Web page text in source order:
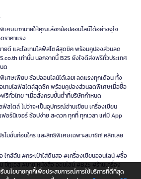
เศษมากมายให้คุณเลือกช้อปออนไลน์ได้อย่างจุใจ
ราคาแรง
ยดี และไอเทมไลฟ์สไตล์สุดชิค พร้อมคูปองส่วนลด
เท่านั้น นอกจากนี้ B2S ยังใจดีส่งฟรีทั่วประเทศ
ด
เศษเพียบ ช้อปออนไลน์ได้เลย! ลดแรงทุกเดือน ทั้ง
เทมไลฟ์สไตล์สุดชิค พร้อมคูปองส่วนลดพิเศษเมื่อซื้อ
ฟรีทั่วไทย *เมื่อสั่งครบขั้นต่ำที่บริษัทกำหนด
สไตล์ ไม่ว่าจะเป็นอุปกรณ์อ่านเขียน เครื่องเขียน
อร์นิเจอร์ ช้อปง่าย สะดวก ทุกที่ ทุกเวลา แค่มี App
โมชั่นก่อนใคร และสิทธิพิเศษเฉพาะสมาชิก! คลิกเลย
กล้ฉัน #กระเป๋าใส่ดินสอ #เครื่องเขียนออนไลน์ #ซื้อ
บีทูเอส #ขาย หนังสือ ออนไลน์ #B2S #ร้านเครื่อง
บนโยบายคุกกี้เพื่อประสบการณ์การใช้บริการที่ดีที่สุด